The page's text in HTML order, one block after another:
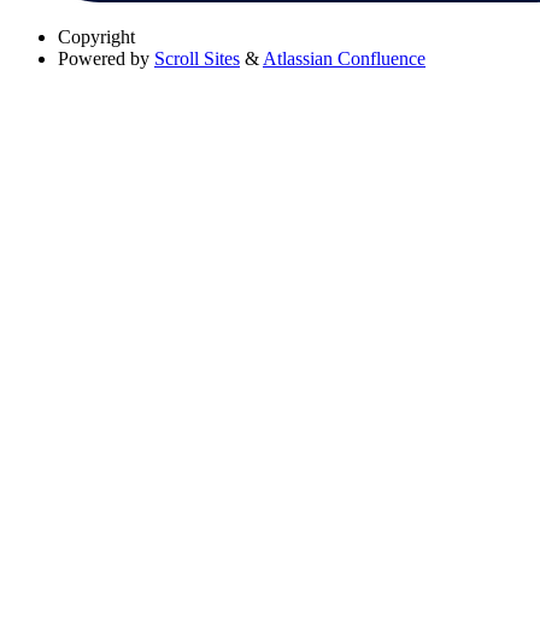
Copyright
Powered by Scroll Sites & Atlassian Confluence